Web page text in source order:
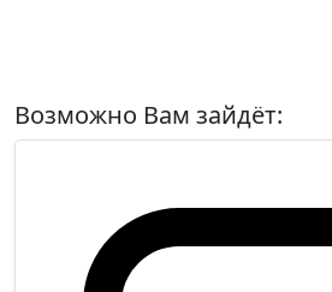
Возможно Вам зайдёт: